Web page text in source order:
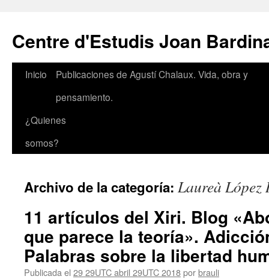
contenido
Centre d'Estudis Joan
Inicio
Publicaciones de Agustí Chalaux. Vida, obra y
pensamiento.
¿Quienes
somos?
Archivo de la categoría: Laureà López
11 artículos del Xiri. Blog
que parece la teoría».
Palabras sobre la libertad
Publicada el 29 29UTC abril 29UTC 2018porbrauli